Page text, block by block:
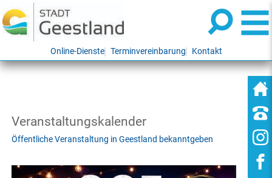
Online-Dienste Terminvereinbarung Kontakt
Veranstaltungskalender
Öffentliche Veranstaltung in Geestland bekanntgeben